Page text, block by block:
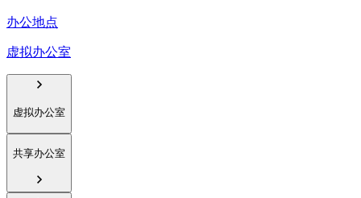
办公地点
虚拟办公室
虚拟办公室
共享办公室